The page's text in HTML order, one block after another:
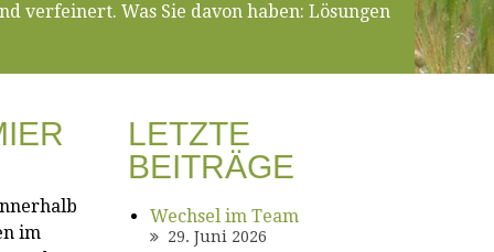
verfeinert. Was Sie davon haben: Lösungen
im
LETZTE
BEITRÄGE
Wechsel im Team
29. Juni 2026